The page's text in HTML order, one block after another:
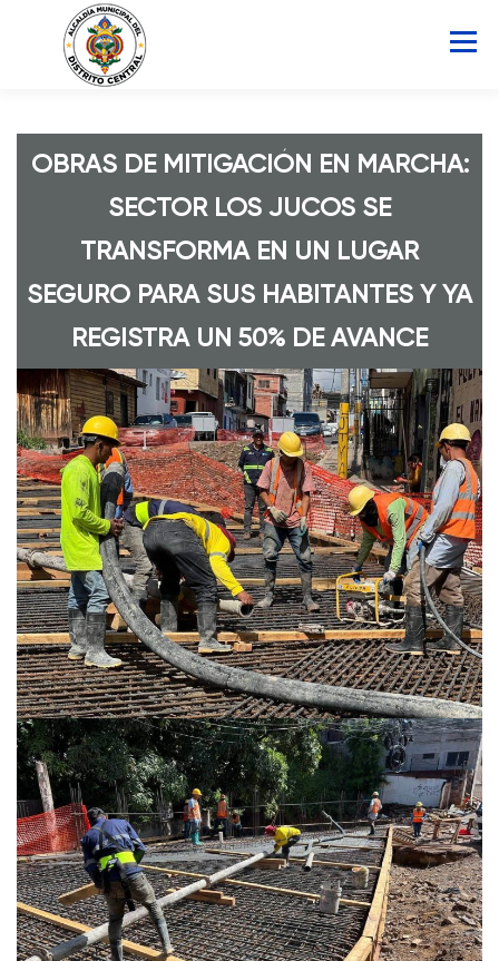
Menú
INICIO AMDC SERVICIOS NOTICIAS
ATLAS MUNICIPAL COCOIN
PORTAL DE TRANSPARENCIA
Buscar:
OBRAS DE MITIGACIÓN EN MARCHA:
SECTOR LOS JUCOS SE
TRANSFORMA EN UN LUGAR
SEGURO PARA SUS HABITANTES Y YA
REGISTRA UN 50% DE AVANCE